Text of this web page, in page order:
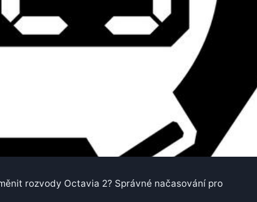
rozvody Octavia 2? Správné načasování pro